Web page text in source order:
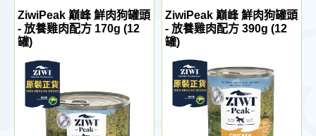
ZiwiPeak 巔峰 鮮肉狗罐頭
- 放養雞肉配方 170g (12
罐)
ZiwiPeak 巔峰 鮮肉狗罐頭
- 放養雞肉配方 390g (12
罐)